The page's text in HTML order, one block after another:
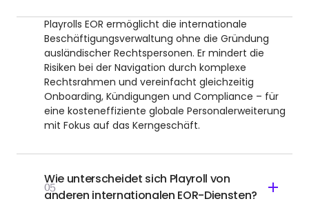
Playrolls EOR ermöglicht die internationale
Beschäftigungsverwaltung ohne die Gründung
ausländischer Rechtspersonen. Er mindert die
Risiken bei der Navigation durch komplexe
Rechtsrahmen und vereinfacht gleichzeitig
Onboarding, Kündigungen und Compliance – für
eine kosteneffiziente globale Personalerweiterung
mit Fokus auf das Kerngeschäft.
05
Wie unterscheidet sich Playroll von
anderen internationalen EOR-Diensten?